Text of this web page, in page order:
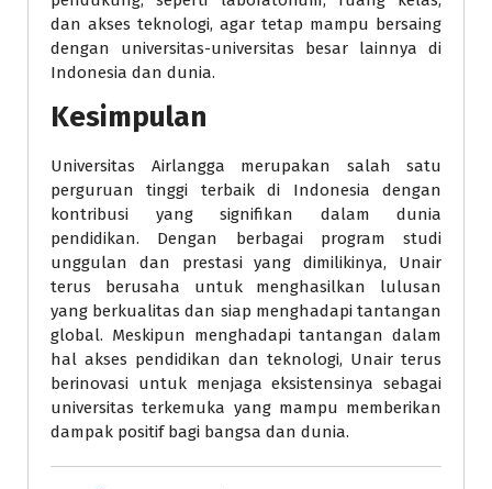
dan akses teknologi, agar tetap mampu bersaing
dengan universitas-universitas besar lainnya di
Indonesia dan dunia.
Kesimpulan
Universitas Airlangga merupakan salah satu
perguruan tinggi terbaik di Indonesia dengan
kontribusi yang signifikan dalam dunia
pendidikan. Dengan berbagai program studi
unggulan dan prestasi yang dimilikinya, Unair
terus berusaha untuk menghasilkan lulusan
yang berkualitas dan siap menghadapi tantangan
global. Meskipun menghadapi tantangan dalam
hal akses pendidikan dan teknologi, Unair terus
berinovasi untuk menjaga eksistensinya sebagai
universitas terkemuka yang mampu memberikan
dampak positif bagi bangsa dan dunia.